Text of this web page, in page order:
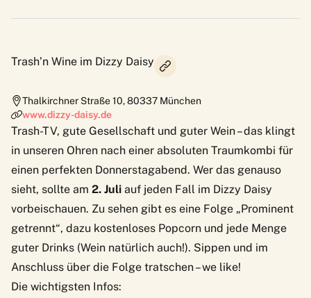
Trash’n Wine im Dizzy Daisy
Thalkirchner Straße 10,80337 München
www.dizzy-daisy.de
Trash-TV, gute Gesellschaft und guter Wein – das klingt
in unseren Ohren nach einer absoluten Traumkombi für
einen perfekten Donnerstagabend. Wer das genauso
sieht, sollte am 2. Juli auf jeden Fall im Dizzy Daisy
vorbeischauen. Zu sehen gibt es eine Folge „Prominent
getrennt“, dazu kostenloses Popcorn und jede Menge
guter Drinks (Wein natürlich auch!). Sippen und im
Anschluss über die Folge tratschen – we like!
Die wichtigsten Infos: